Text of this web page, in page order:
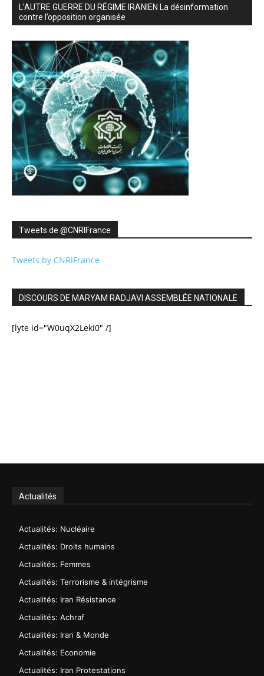
L’AUTRE GUERRE DU RÉGIME IRANIEN La désinformation
contre l’opposition organisée
Tweets de ‎@CNRIFrance
Tweets by CNRIFrance
DISCOURS DE MARYAM RADJAVI ASSEMBLÉE NATIONALE
[lyte id="W0uqX2Leki0" /]
Actualités
Actualités: Nucléaire
Actualités: Droits humains
Actualités: Femmes
Actualités: Terrorisme & intégrisme
Actualités: Iran Résistance
Actualités: Achraf
Actualités: Iran & Monde
Actualités: Economie
Actualités: Iran Protestations